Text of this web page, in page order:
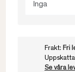
Inga
Frakt: Fri
Se våra